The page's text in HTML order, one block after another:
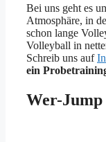
Bei uns geht es
Atmosphäre, in
schon lange
Volleyball in
Schreib uns auf
ein
Wer-Jump